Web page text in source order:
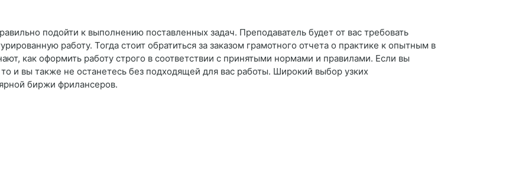
подойти к выполнению поставленных задач. Преподаватель будет от вас требовать
работу. Тогда стоит обратиться за заказом грамотного отчета о практике к опытным в
как оформить работу строго в соответствии с принятыми нормами и правилами. Если вы
и вы также не останетесь без подходящей для вас работы. Широкий выбор узких
биржи фрилансеров.